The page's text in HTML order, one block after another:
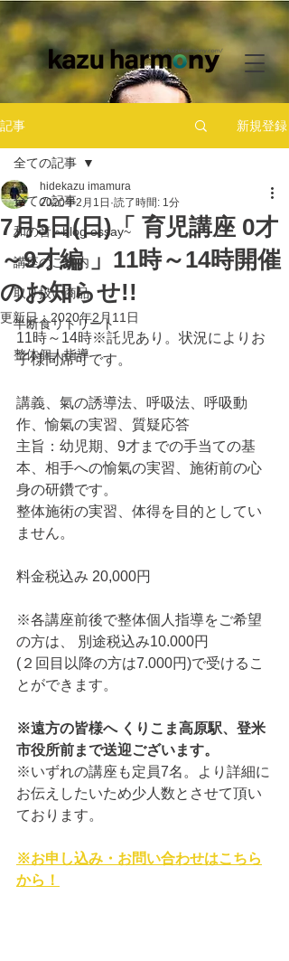
記事 新規登録
全ての記事
和の音 ~blog essay~
講座のご案内
取り扱い商品
半断食リトリート
整体個人指導
全ての記事
7月5日(日)「 育児講座 0才
～9才編 」11時～14時開催
のお知らせ!!
hidekazu imamura
2020年2月1日 読了時間: 1分
更新日： 2020年2月11日
11時～14時※託児あり。状況によりお
子様同席可です。
講義、氣の誘導法、呼吸法、呼吸動
作、愉氣の実習、質疑応答
主旨：幼児期、9才までの手当ての基
本、相手への愉氣の実習、施術前の心
身の研鑽です。
整体施術の実習、体得を目的としてい
ません。
料金税込み 20,000円
※各講座前後で整体個人指導をご希望
の方は、 別途税込み10.000円
(２回目以降の方は7.000円)で受けるこ
とができます。
※遠方の皆様へ くりこま高原駅、登米
市役所前まで送迎ございます。
※いずれの講座も定員7名。より詳細に
お伝えしたいため少人数とさせて頂い
ております。
※お申し込み・お問い合わせはこちら
から！